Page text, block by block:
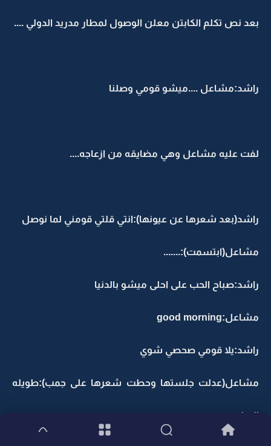
بعد نص تكلم الكابتن معلن الوصول لمطار مدريد الدولي ....
راشد:مشاعل ....ميشو قومي وصلنا
لفت عليه مشاعل وهي مضايقه من ازعاجه....
راشد(بعد شعرها عن عيونها):انتي قلتي قومني لما نوصل
مشاعل(ابتسمت):.......
راشد:صباح الحب على احلى ميشو بالدنيا
مشاعل:good morning
راشد:يلا قومي صحصي شوي
مشاعل(عدلت جلستها وحطت شعرها على جمب):طويله
الرحله